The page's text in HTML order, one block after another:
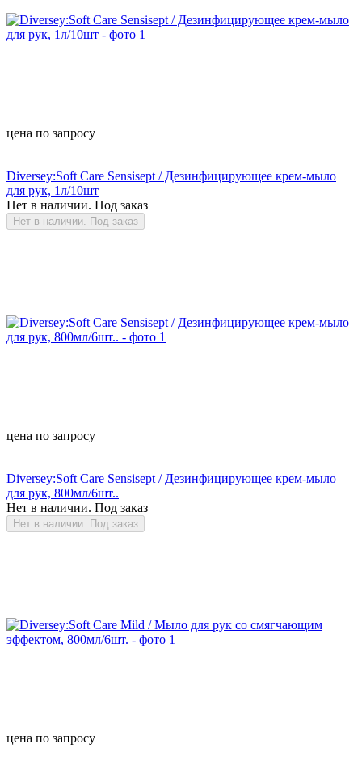
цена по запросу
Diversey:Soft Care Sensisept / Дезинфицирующее крем-мыло
для рук, 1л/10шт
Нет в наличии. Под заказ
Нет в наличии. Под заказ
цена по запросу
Diversey:Soft Care Sensisept / Дезинфицирующее крем-мыло
для рук, 800мл/6шт..
Нет в наличии. Под заказ
Нет в наличии. Под заказ
цена по запросу